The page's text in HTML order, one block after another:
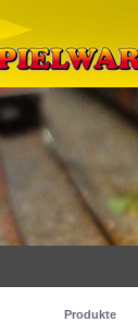
Produkte